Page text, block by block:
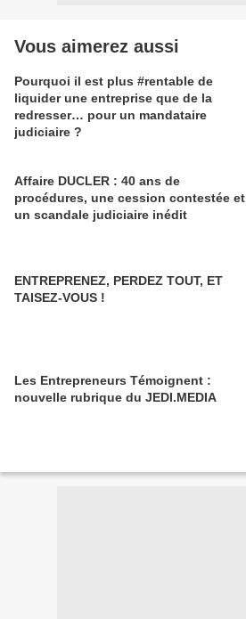
Vous aimerez aussi
Pourquoi il est plus #rentable de
liquider une entreprise que de la
redresser… pour un mandataire
judiciaire ?
Affaire DUCLER : 40 ans de
procédures, une cession contestée et
un scandale judiciaire inédit
ENTREPRENEZ, PERDEZ TOUT, ET
TAISEZ-VOUS !
Les Entrepreneurs Témoignent :
nouvelle rubrique du JEDI.MEDIA